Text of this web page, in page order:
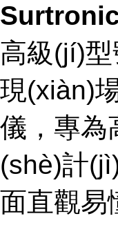
高級(jí)型
現(xiàn)
儀，
(shè)計
面直觀易